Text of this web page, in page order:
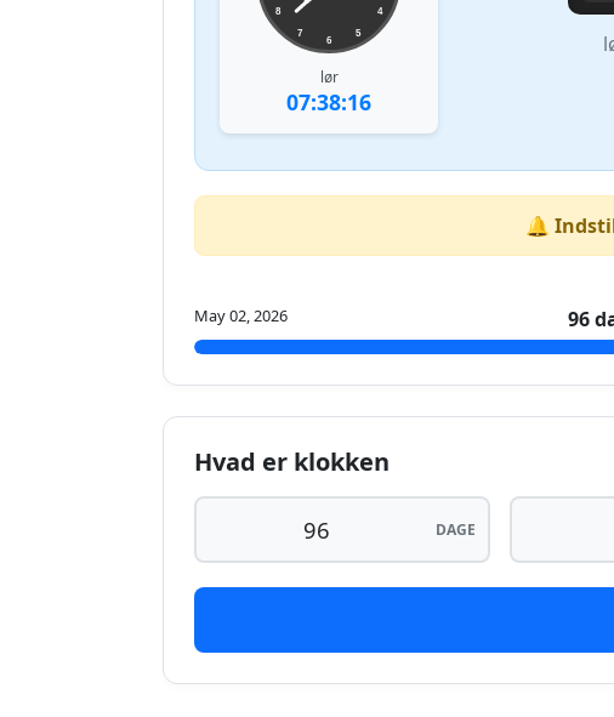
4
5
6
7
8
lør
07:38:16
🔔
May 02, 2026 96
Hvad er klokken
DAGE